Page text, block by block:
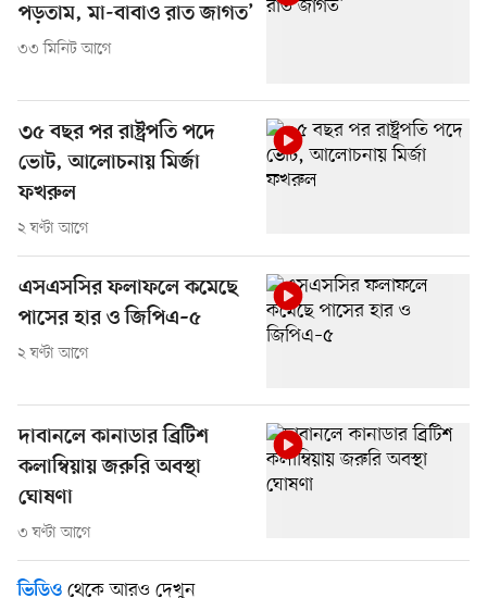
পড়তাম, মা-বাবাও রাত জাগত’
৩৩ মিনিট আগে
৩৫ বছর পর রাষ্ট্রপতি পদে
ভোট, আলোচনায় মির্জা
ফখরুল
২ ঘণ্টা আগে
এসএসসির ফলাফলে কমেছে
পাসের হার ও জিপিএ–৫
২ ঘণ্টা আগে
দাবানলে কানাডার ব্রিটিশ
কলাম্বিয়ায় জরুরি অবস্থা
ঘোষণা
৩ ঘণ্টা আগে
ভিডিও থেকে আরও দেখুন